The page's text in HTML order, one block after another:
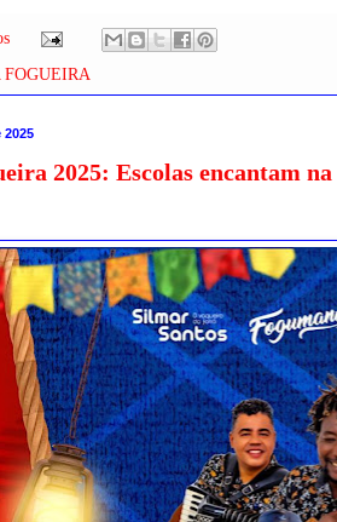
2025: Escolas encantam